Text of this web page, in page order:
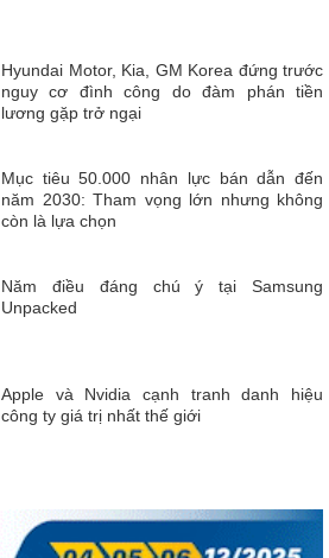
Hyundai Motor, Kia, GM Korea đứng trước
nguy cơ đình công do đàm phán tiền
lương gặp trở ngại
Mục tiêu 50.000 nhân lực bán dẫn đến
năm 2030: Tham vọng lớn nhưng không
còn là lựa chọn
Năm điều đáng chú ý tại Samsung
Unpacked
Apple và Nvidia cạnh tranh danh hiệu
công ty giá trị nhất thế giới